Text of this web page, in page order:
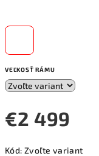
VEĽKOSŤ RÁMU
€2 499
cena:
Kód: Zvoľte variant